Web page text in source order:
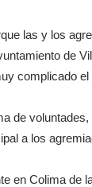
las y los
de
complicado
de
a los
en Colima de